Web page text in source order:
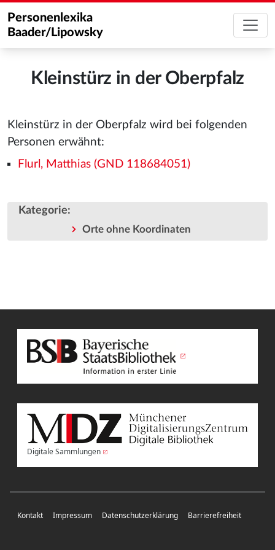
Personenlexika
Baader/Lipowsky
Kleinstürz in der Oberpfalz
Kleinstürz in der Oberpfalz wird bei folgenden
Personen erwähnt:
Flurl, Matthias (GND 118684051)
Kategorie:
Orte ohne Koordinaten
Digitale Sammlungen
Kontakt Impressum Datenschutzerklärung Barrierefreiheit